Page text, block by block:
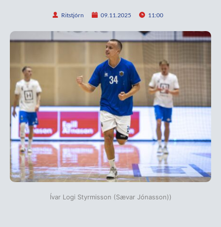
Ritstjórn 09.11.2025 11:00
Ívar Logi Styrmisson (Sævar Jónasson))